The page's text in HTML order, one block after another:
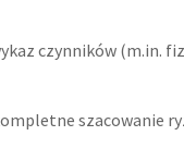
czynników (m.in.
szacowanie